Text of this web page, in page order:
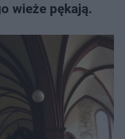
wieże pękają.